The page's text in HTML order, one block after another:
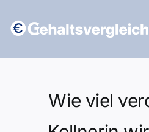
Inhalt
Wie viel